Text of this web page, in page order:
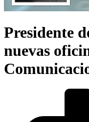
Presidente
nuevas